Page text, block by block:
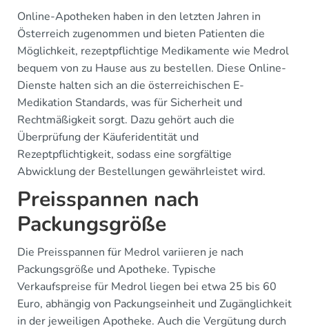
Online-Apotheken haben in den letzten Jahren in
Österreich zugenommen und bieten Patienten die
Möglichkeit, rezeptpflichtige Medikamente wie Medrol
bequem von zu Hause aus zu bestellen. Diese Online-
Dienste halten sich an die österreichischen E-
Medikation Standards, was für Sicherheit und
Rechtmäßigkeit sorgt. Dazu gehört auch die
Überprüfung der Käuferidentität und
Rezeptpflichtigkeit, sodass eine sorgfältige
Abwicklung der Bestellungen gewährleistet wird.
Preisspannen nach
Packungsgröße
Die Preisspannen für Medrol variieren je nach
Packungsgröße und Apotheke. Typische
Verkaufspreise für Medrol liegen bei etwa 25 bis 60
Euro, abhängig von Packungseinheit und Zugänglichkeit
in der jeweiligen Apotheke. Auch die Vergütung durch